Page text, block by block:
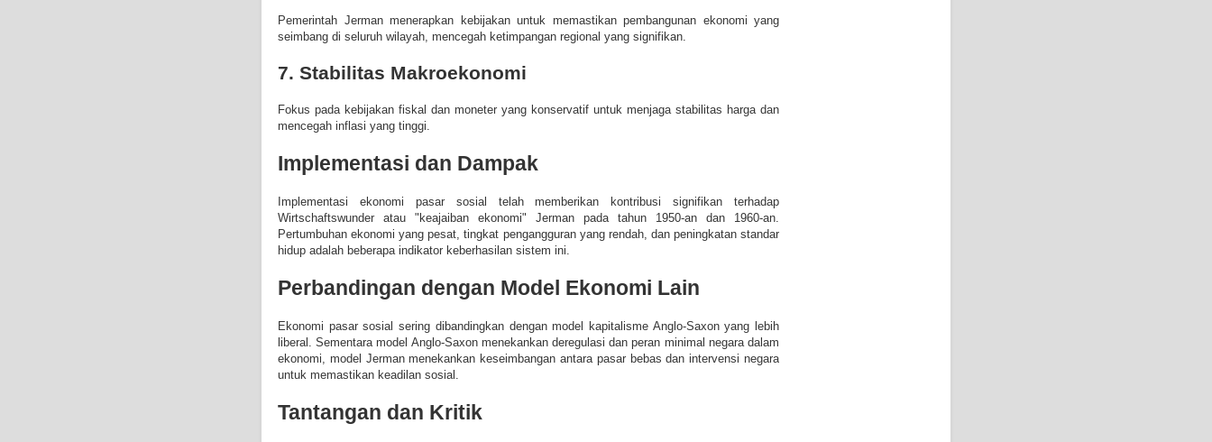
Pemerintah Jerman menerapkan kebijakan untuk memastikan pembangunan ekonomi yang
seimbang di seluruh wilayah, mencegah ketimpangan regional yang signifikan.
7. Stabilitas Makroekonomi
Fokus pada kebijakan fiskal dan moneter yang konservatif untuk menjaga stabilitas harga dan
mencegah inflasi yang tinggi.
Implementasi dan Dampak
Implementasi ekonomi pasar sosial telah memberikan kontribusi signifikan terhadap
Wirtschaftswunder atau "keajaiban ekonomi" Jerman pada tahun 1950-an dan 1960-an.
Pertumbuhan ekonomi yang pesat, tingkat pengangguran yang rendah, dan peningkatan standar
hidup adalah beberapa indikator keberhasilan sistem ini.
Perbandingan dengan Model Ekonomi Lain
Ekonomi pasar sosial sering dibandingkan dengan model kapitalisme Anglo-Saxon yang lebih
liberal. Sementara model Anglo-Saxon menekankan deregulasi dan peran minimal negara dalam
ekonomi, model Jerman menekankan keseimbangan antara pasar bebas dan intervensi negara
untuk memastikan keadilan sosial.
Tantangan dan Kritik